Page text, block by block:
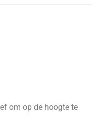
om op de hoogte te